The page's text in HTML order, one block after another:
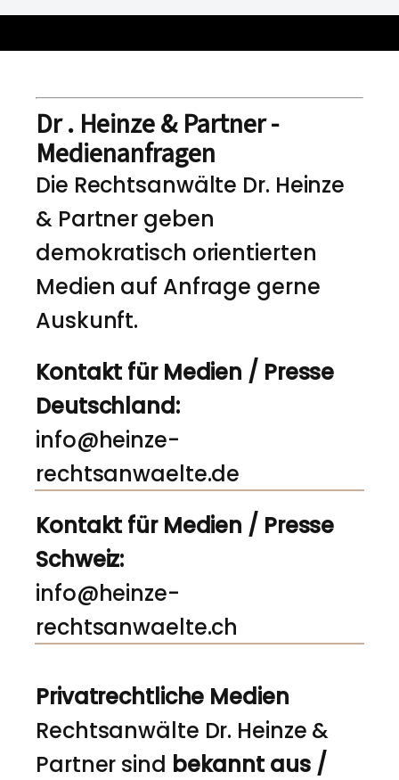
Dr . Heinze & Partner -
Medienanfragen
Die Rechtsanwälte Dr. Heinze
& Partner geben
demokratisch orientierten
Medien auf Anfrage gerne
Auskunft.
Kontakt für Medien / Presse
Deutschland:
info@heinze-
rechtsanwaelte.de
Kontakt für Medien / Presse
Schweiz:
info@heinze-
rechtsanwaelte.ch
Privatrechtliche Medien
Rechtsanwälte Dr. Heinze &
Partner sind bekannt aus /